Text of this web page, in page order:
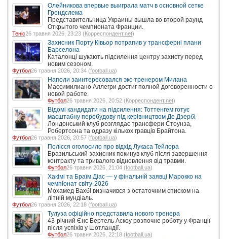
Олейникова впервые выиграла матч в основной сетке
Грендслема
Представительница Украины вышла во второй раунд
Открытого чемпионата Франции.
Теніс26 травня 2026, 23:23 (Корреспондент.net)
Захисник Порту Ківьор потрапив у трансферні плани
Барселона
Каталонці шукають підсилення центру захисту перед
новим сезоном.
Футбол26 травня 2026, 20:34 (football.ua)
Наполи заинтересовался экс-тренером Милана
Массимилиано Аллегри достиг полной договоренности о
новой работе.
Футбол26 травня 2026, 20:52 (Корреспондент.net)
Відомі кандидати на підсилення: Тоттенгем готує
масштабну перебудову під керівництвом Де Дзербі
Лондонський клуб розглядає трансфери Стоунза,
Робертсона та одразу кількох гравців Брайтона.
Футбол26 травня 2026, 20:57 (football.ua)
Полісся оголосило про відхід Лукаса Тейлора
Бразильський захисник покинув клуб після завершення
контракту та тривалого відновлення від травми.
Футбол26 травня 2026, 21:04 (football.ua)
Хакімі та Браїм Діас — у фінальній заявці Марокко на
чемпіонат світу-2026
Мохамед Вахбі визначився з остаточним списком на
літній мундіаль.
Футбол26 травня 2026, 22:18 (football.ua)
Тулуза офіційно представила нового тренера
43-річний Єнс Бертель Аскоу розпочне роботу у Франції
після успіхів у Шотландії.
Футбол26 травня 2026, 22:18 (football.ua)